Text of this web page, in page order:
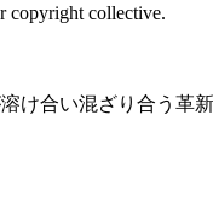
copyright collective.
け合い混ざり合う革